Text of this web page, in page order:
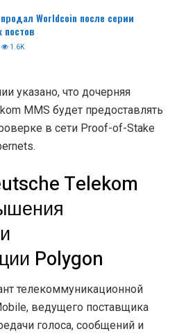
Worldcoin после серии
постов
1.6K
указано, что дочерняя
MMS будет предоставлять
в сети Proof-of-Stake
Telekom
Polygon
телекоммуникационной
ведущего поставщика
голоса, сообщений и